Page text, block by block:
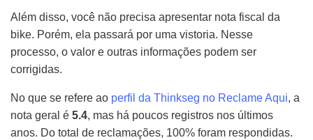
Além disso, você não precisa apresentar nota fiscal da
bike. Porém, ela passará por uma vistoria. Nesse
processo, o valor e outras informações podem ser
corrigidas.
No que se refere ao perfil da Thinkseg no Reclame Aqui, a
nota geral é 5.4, mas há poucos registros nos últimos
anos. Do total de reclamações, 100% foram respondidas.